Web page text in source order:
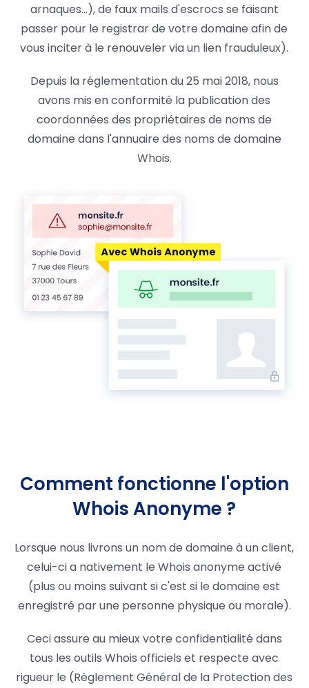
arnaques…), de faux mails d'escrocs se faisant
passer pour le registrar de votre domaine afin de
vous inciter à le renouveler via un lien frauduleux).
Depuis la réglementation du 25 mai 2018, nous
avons mis en conformité la publication des
coordonnées des propriétaires de noms de
domaine dans l'annuaire des noms de domaine
Whois.
Comment fonctionne l'option
Whois Anonyme ?
Lorsque nous livrons un nom de domaine à un client,
celui-ci a nativement le Whois anonyme activé
(plus ou moins suivant si c'est si le domaine est
enregistré par une personne physique ou morale).
Ceci assure au mieux votre confidentialité dans
tous les outils Whois officiels et respecte avec
rigueur le (Règlement Général de la Protection des